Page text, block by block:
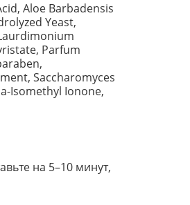
Aloe Barbadensis
Yeast,
Parfum
Saccharomyces
Isomethyl Ionone,
на 5–10 минут,